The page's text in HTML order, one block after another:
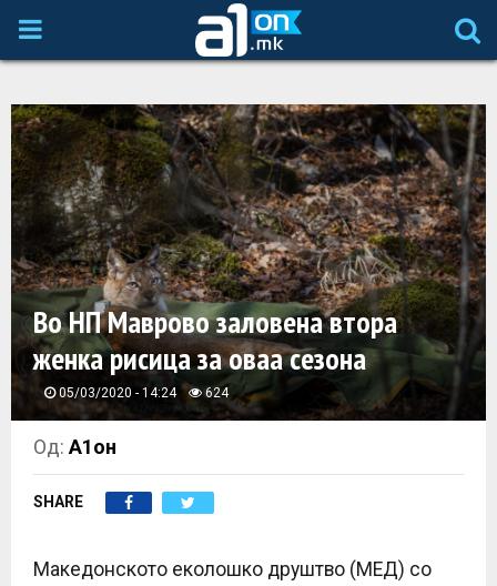
P
I
M
A
R
Y
M
E
N
Во НП Маврово заловена втора
женка рисица за оваа сезона
05/03/2020 - 14:24 624
Од:А1он
SHARE
Македонското еколошко друштво (МЕД) со